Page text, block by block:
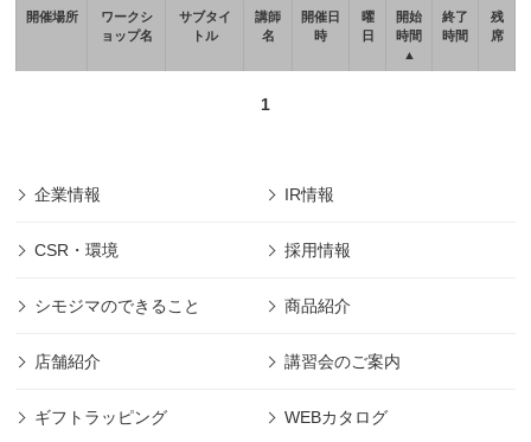
開催場所
ワークシ
ョップ名
サブタイ
トル
講師
名
開催日
時
曜
日
開始
時間
▲
終了
時間
残
席
1
企業情報 IR情報
CSR・環境 採用情報
シモジマのできること 商品紹介
店舗紹介 講習会のご案内
ギフトラッピング WEBカタログ